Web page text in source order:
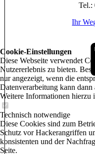
Tel.:
Ihr
Cookie-Einstellungen
Diese Webseite verwendet
Nutzererlebnis zu bieten.
nur angezeigt, wenn die
Datenverarbeitung kann
Weitere Informationen hierzu
Technisch notwendige
Diese Cookies sind zum
Schutz vor Hackerangriffen
konsistenten und der
Seite.